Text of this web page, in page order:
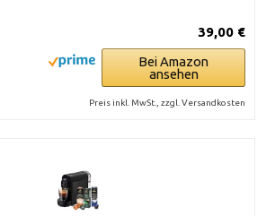
39,00 €
Bei Amazon
ansehen
Preis inkl. MwSt., zzgl. Versandkosten